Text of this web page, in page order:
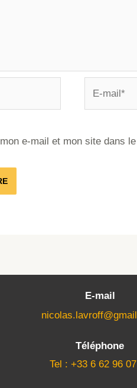
e-mail et mon site dans
E-mail
Téléphone
Tel : +33 6 62 96